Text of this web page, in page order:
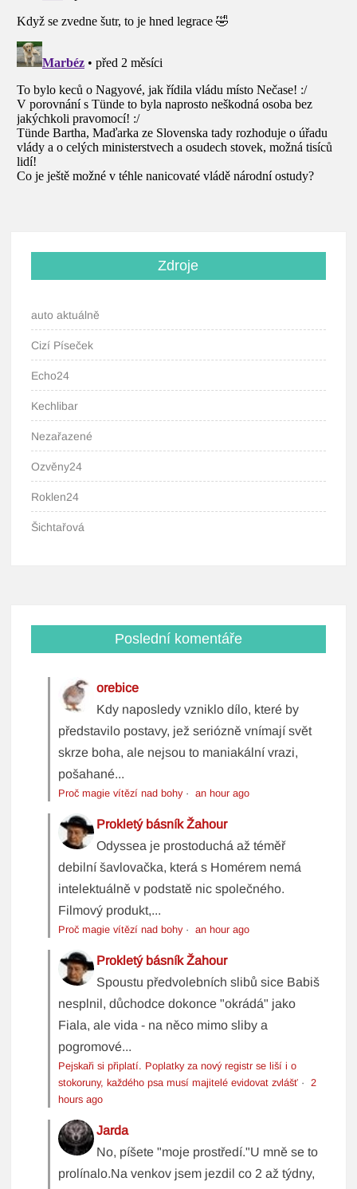
Zdroje
auto aktuálně
Cizí Píseček
Echo24
Kechlibar
Nezařazené
Ozvěny24
Roklen24
Šichtařová
Poslední komentáře
orebice
Kdy naposledy vzniklo dílo, které by
představilo postavy, jež seriózně vnímají svět
skrze boha, ale nejsou to maniakální vrazi,
pošahané...
Proč magie vítězí nad bohy·an hour ago
Prokletý básník Žahour
Odyssea je prostoduchá až téměř
debilní šavlovačka, která s Homérem nemá
intelektuálně v podstatě nic společného.
Filmový produkt,...
Proč magie vítězí nad bohy·an hour ago
Prokletý básník Žahour
Spoustu předvolebních slibů sice Babiš
nesplnil, důchodce dokonce "okrádá" jako
Fiala, ale vida - na něco mimo sliby a
pogromové...
Pejskaři si připlatí. Poplatky za nový registr se liší i o
stokoruny, každého psa musí majitelé evidovat zvlášť ·2
hours ago
Jarda
No, píšete "moje prostředí."U mně se to
prolínalo.Na venkov jsem jezdil co 2 až týdny,